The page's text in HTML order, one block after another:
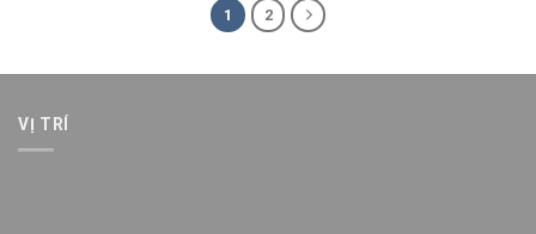
1 2
VỊ TRÍ